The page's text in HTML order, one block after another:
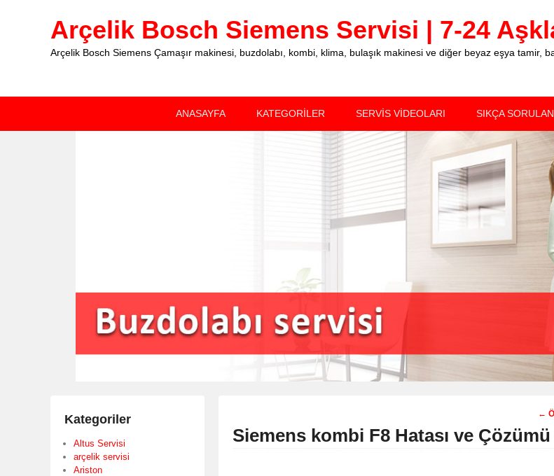
Arçelik Bosch Siemens Servisi | 7-24
Arçelik Bosch Siemens Çamaşır makinesi, buzdolabı, kombi, klima, bulaşık makinesi ve diğer beyaz eşya tamir,
ANASAYFA KATEGORİLER SERVİS VİDEOLARI SIKÇA
←
Siemens kombi F8 Hatası ve Çözümü
Kategoriler
Altus Servisi
arçelik servisi
Ariston